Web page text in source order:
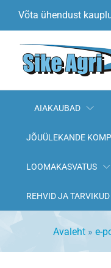
Võta ühendust
AIAKAUBAD
JÕUÜLEKANDE
LOOMAKASVATUS
REHVID JA TARVIKUD
Avaleht » e-